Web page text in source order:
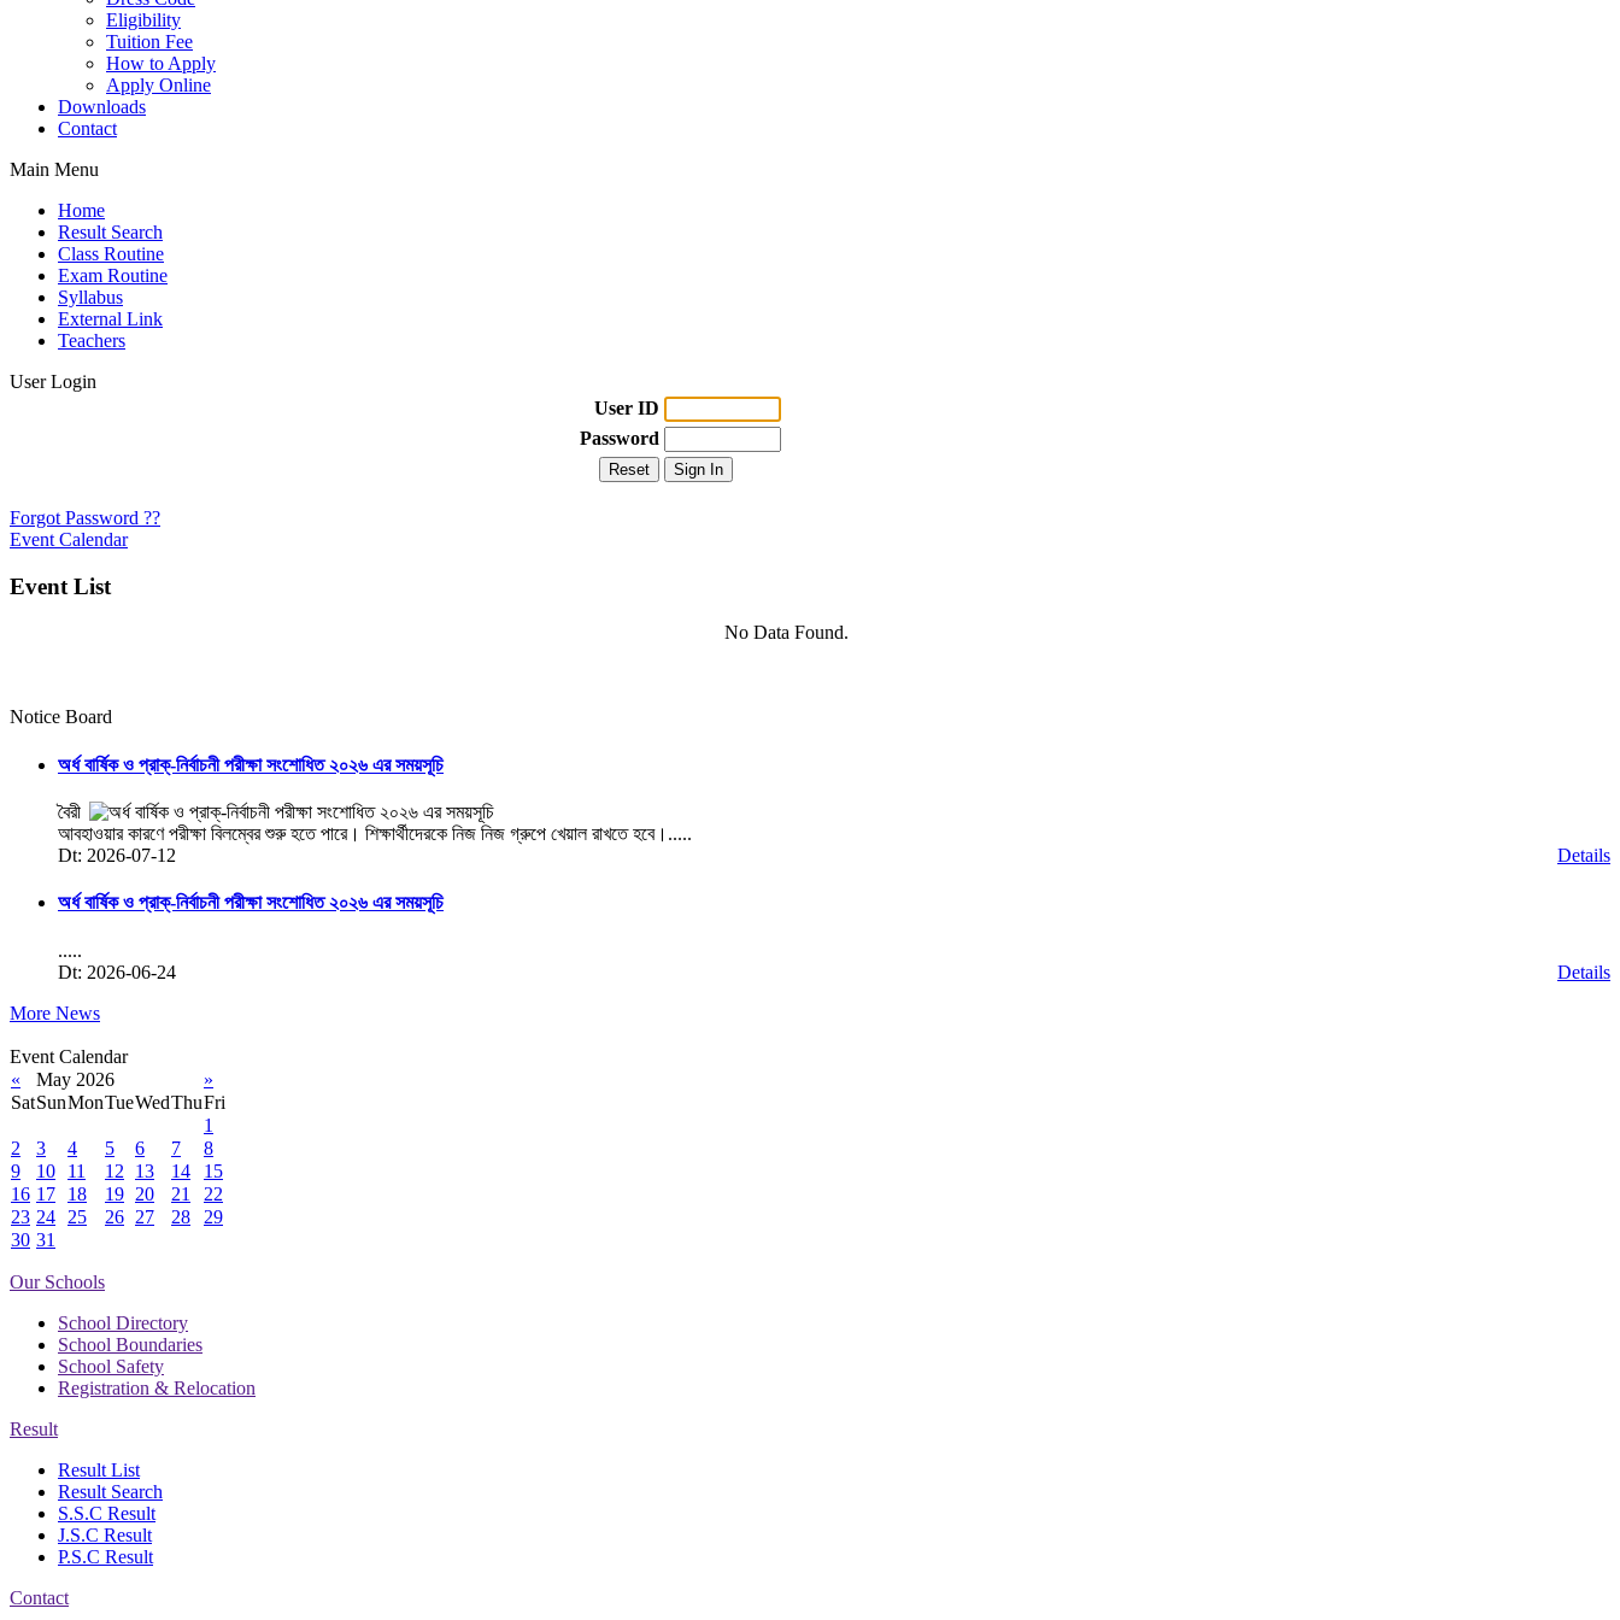
Eligibility
Tuition Fee
How to Apply
Apply Online
Downloads
Contact
Main Menu
Home
Result Search
Class Routine
Exam Routine
Syllabus
External Link
Teachers
User Login
User ID
Password
Forgot Password ??
Event Calendar
Event List
No Data Found.
Notice Board
অর্ধ বার্ষিক ও প্রাক্-নির্বাচনী পরীক্ষা সংশোধিত ২০২৬ এর সময়সূচি
বৈরী
আবহাওয়ার কারণে পরীক্ষা বিলম্বের শুরু হতে পারে। শিক্ষার্থীদেরকে নিজ নিজ গ্রুপে খেয়াল রাখতে হবে।.....
Dt: 2026-07-12
Details
অর্ধ বার্ষিক ও প্রাক্-নির্বাচনী পরীক্ষা সংশোধিত ২০২৬ এর সময়সূচি
.....
Dt: 2026-06-24
Details
More News
Event Calendar
«
May 2026
»
SatSunMonTueWedThuFri
1
2
3 4 5 6 7
8
9
10 11 12 13 14
15
16 17 18 19 20 21
22
23 24 25 26 27 28
29
30 31
Our Schools
School Directory
School Boundaries
School Safety
Registration & Relocation
Result
Result List
Result Search
S.S.C Result
J.S.C Result
P.S.C Result
Contact